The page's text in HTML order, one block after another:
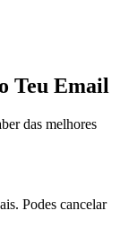
Teu Email
das melhores
Podes cancelar